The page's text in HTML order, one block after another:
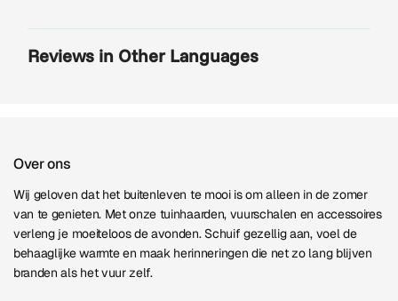
Reviews in Other Languages
Over ons
Wij geloven dat het buitenleven te mooi is om alleen in de zomer
van te genieten. Met onze tuinhaarden, vuurschalen en accessoires
verleng je moeiteloos de avonden. Schuif gezellig aan, voel de
behaaglijke warmte en maak herinneringen die net zo lang blijven
branden als het vuur zelf.